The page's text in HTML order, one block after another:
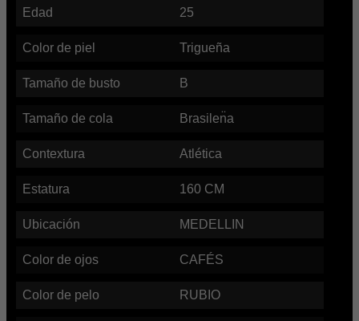
Edad 25
Color de piel Trigueña
Tamaño de busto B
Tamaño de cola Brasilen̈a
Contextura Atlética
Estatura 160 CM
Ubicación MEDELLIN
Color de ojos CAFÉS
Color de pelo RUBIO